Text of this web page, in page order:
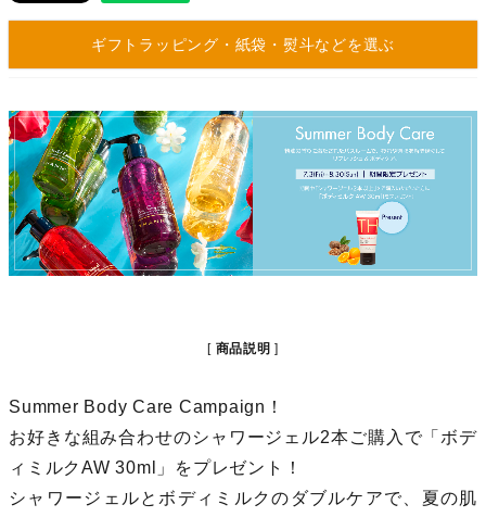
ギフトラッピング・紙袋・熨斗などを選ぶ
商品説明
Summer Body Care Campaign！
お好きな組み合わせのシャワージェル2本ご購入で「ボデ
ィミルクAW 30ml」をプレゼント！
シャワージェルとボディミルクのダブルケアで、夏の肌